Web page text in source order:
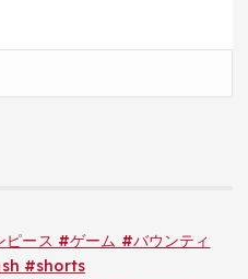
ース #ゲーム #バウンティ
#shorts